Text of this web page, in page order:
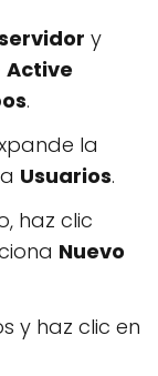
y
Active
.
la
Usuarios.
haz clic
Nuevo
y haz clic en